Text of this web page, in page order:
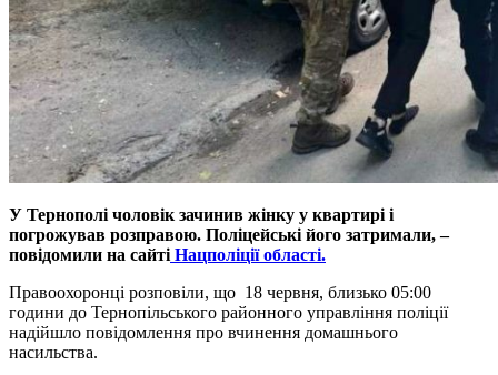
У Тернополі чоловік зачинив жінку у квартирі і
погрожував розправою. Поліцейські його затримали, –
повідомили на сайті Нацполіції області.
Правоохоронці розповіли, що 18 червня, близько 05:00
години до Тернопільського районного управління поліції
надійшло повідомлення про вчинення домашнього
насильства.